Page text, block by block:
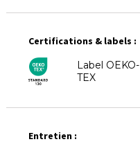
Certifications & labels :
Label OEKO-
TEX
Entretien :